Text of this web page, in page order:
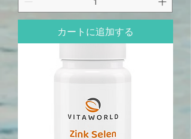
カートに追加する